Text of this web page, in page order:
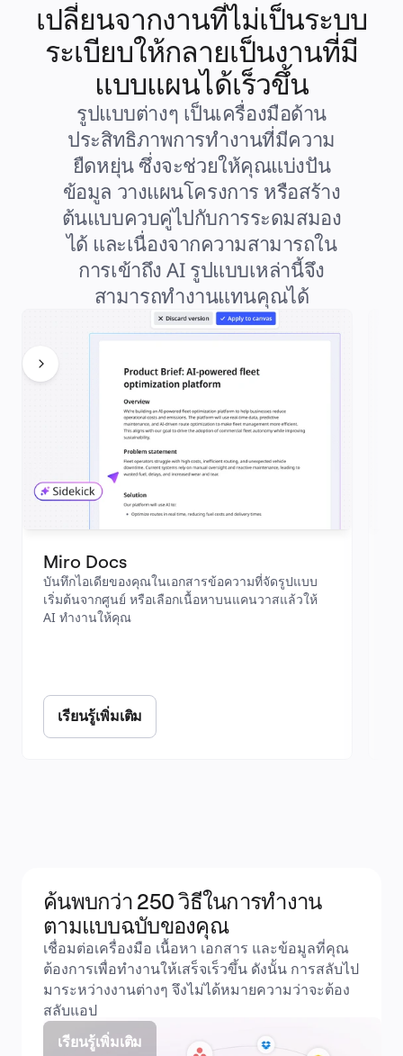
เปลี่ยนจากงานที่ไม่เป็นระบบ
ระเบียบให้กลายเป็นงานที่มี
แบบแผนได้เร็วขึ้น
รูปแบบต่างๆ เป็นเครื่องมือด้าน
ประสิทธิภาพการทำงานที่มีความ
ยืดหยุ่น ซึ่งจะช่วยให้คุณแบ่งปัน
ข้อมูล วางแผนโครงการ หรือสร้าง
ต้นแบบควบคู่ไปกับการระดมสมอง
ได้ และเนื่องจากความสามารถใน
การเข้าถึง AI รูปแบบเหล่านี้จึง
สามารถทำงานแทนคุณได้
Miro Docs
บันทึกไอเดียของคุณในเอกสารข้อความที่จัดรูปแบบ
เริ่มต้นจากศูนย์ หรือเลือกเนื้อหาบนแคนวาสแล้วให้
AI ทำงานให้คุณ
เรียนรู้เพิ่มเติม
ค้นพบกว่า 250 วิธีในการทำงาน
ตามแบบฉบับของคุณ
เชื่อมต่อเครื่องมือ เนื้อหา เอกสาร และข้อมูลที่คุณ
ต้องการเพื่อทำงานให้เสร็จเร็วขึ้น ดังนั้น การสลับไป
มาระหว่างงานต่างๆ จึงไม่ได้หมายความว่าจะต้อง
สลับแอป
เรียนรู้เพิ่มเติม